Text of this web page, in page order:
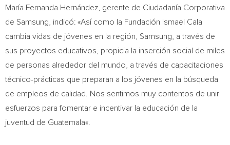
María Fernanda Hernández, gerente de Ciudadanía Corporativa
de Samsung, indicó: «Así como la Fundación Ismael Cala
cambia vidas de jóvenes en la región, Samsung, a través de
sus proyectos educativos, propicia la inserción social de miles
de personas alrededor del mundo, a través de capacitaciones
técnico-prácticas que preparan a los jóvenes en la búsqueda
de empleos de calidad. Nos sentimos muy contentos de unir
esfuerzos para fomentar e incentivar la educación de la
juventud de Guatemala«.